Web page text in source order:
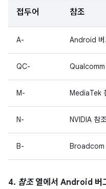
접두어 참조
A- Android 버
QC- Qualcomm
M- MediaTek
N- NVIDIA 참
B- Broadcom
4. 참조열에서 Android 버